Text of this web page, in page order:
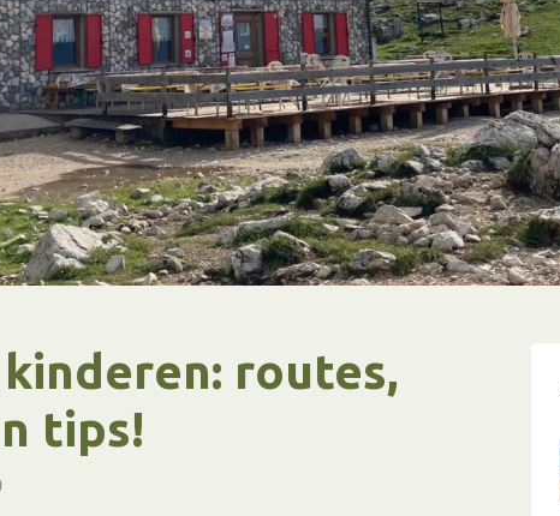
routes,
tips!